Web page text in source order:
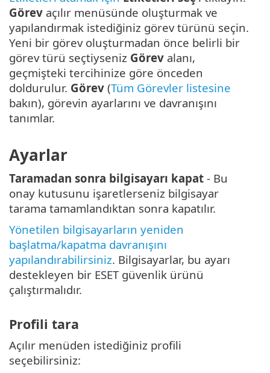
Görev açılır menüsünde oluşturmak ve
yapılandırmak istediğiniz görev türünü seçin.
Yeni bir görev oluşturmadan önce belirli bir
görev türü seçtiyseniz Görev alanı,
geçmişteki tercihinize göre önceden
doldurulur. Görev (Tüm Görevler listesine
bakın), görevin ayarlarını ve davranışını
tanımlar.
Ayarlar
Taramadan sonra bilgisayarı kapat - Bu
onay kutusunu işaretlerseniz bilgisayar
tarama tamamlandıktan sonra kapatılır.
Yönetilen bilgisayarların yeniden
başlatma/kapatma davranışını
yapılandırabilirsiniz. Bilgisayarlar, bu ayarı
destekleyen bir ESET güvenlik ürünü
çalıştırmalıdır.
Profili tara
Açılır menüden istediğiniz profili
seçebilirsiniz: